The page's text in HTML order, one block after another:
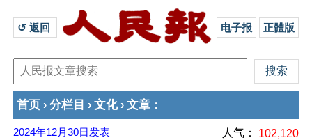
↺ 返回 电子报 正體版
首页 › 分栏目 › 文化› 文章 ：
2024年12月30日 发表 人气： 102,120